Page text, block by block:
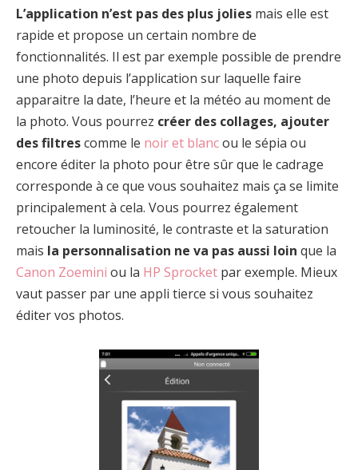
L’application n’est pas des plus jolies mais elle est
rapide et propose un certain nombre de
fonctionnalités. Il est par exemple possible de prendre
une photo depuis l’application sur laquelle faire
apparaitre la date, l’heure et la météo au moment de
la photo. Vous pourrez créer des collages, ajouter
des filtrescomme le noir et blancou le sépia ou
encore éditer la photo pour être sûr que le cadrage
corresponde à ce que vous souhaitez mais ça se limite
principalement à cela. Vous pourrez également
retoucher la luminosité, le contraste et la saturation
mais la personnalisation ne va pas aussi loin que la
Canon Zoemini ou la HP Sprocket par exemple. Mieux
vaut passer par une appli tierce si vous souhaitez
éditer vos photos.